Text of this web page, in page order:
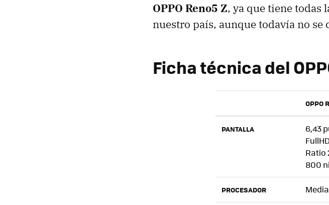
OPPO Reno5 Z, ya que tiene todas
nuestro país, aunque todavía no se
Ficha técnica del
OPPO
PANTALLA
6,43
Ratio
800
PROCESADOR